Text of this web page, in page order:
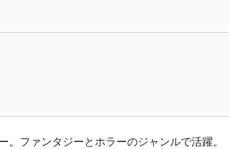
ファンタジーとホラーのジャンルで活躍。